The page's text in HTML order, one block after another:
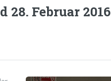
28. Februar 2016